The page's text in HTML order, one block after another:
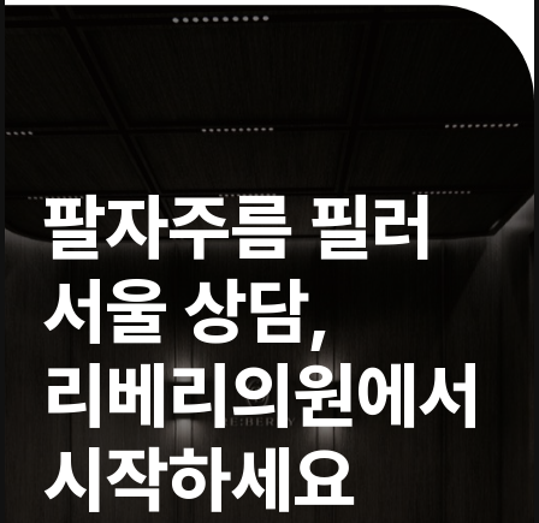
팔자주름 필러
서울 상담,
리베리의원에서
시작하세요